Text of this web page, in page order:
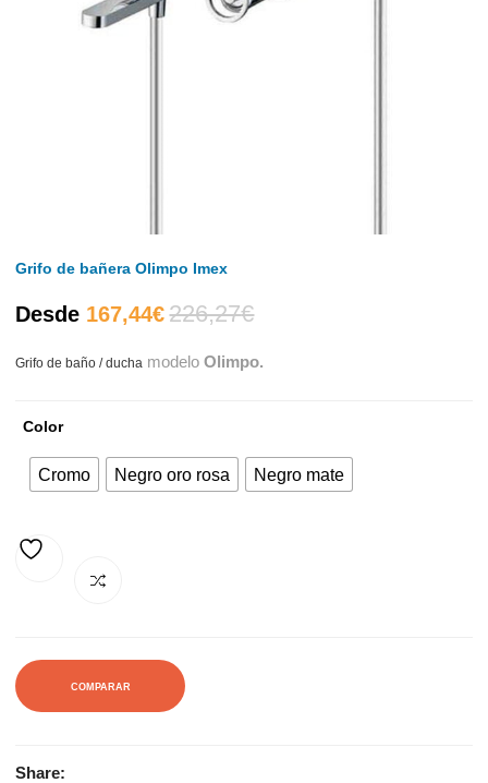
Grifo de bañera Olimpo Imex
Desde 167,44€El
precio
es:
226,27€El
precio
era:
Grifo de baño / ducha modeloOlimpo.
Color
Cromo Negro oro rosa Negro mate
COMPARAR
Share: